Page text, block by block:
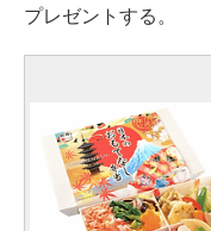
プレゼントする。